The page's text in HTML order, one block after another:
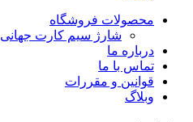
محصولات فروشگاه
شارژ سیم کارت جهانی
درباره ما
تماس با ما
قوانین و مقررات
وبلاگ